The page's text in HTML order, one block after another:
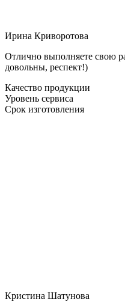
Ирина Криворотова
Отлично выполняете свою
довольны, респект!)
Качество продукции
Уровень сервиса
Срок изготовления
Кристина Шатунова